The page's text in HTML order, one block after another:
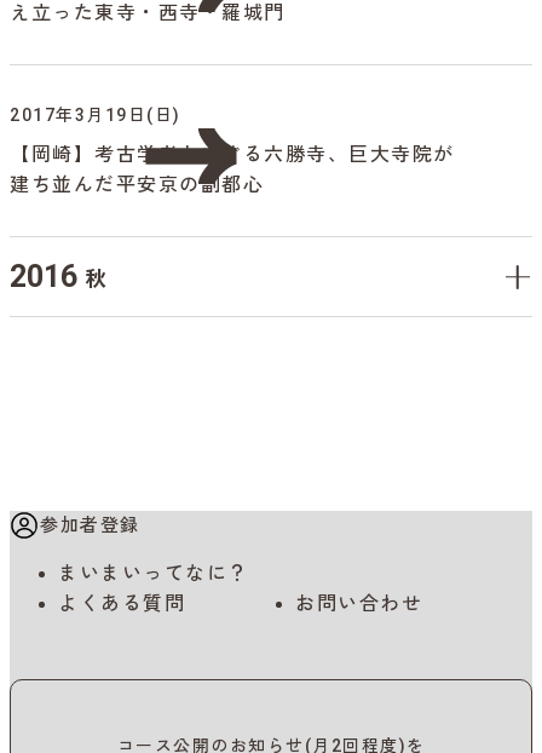
え立った東寺・西寺・羅城門
2017年3月19日(日)
【岡崎】考古学者とめぐる六勝寺、巨大寺院が
建ち並んだ平安京の副都心
2016 秋
参加者登録
まいまいってなに？
よくある質問
お問い合わせ
コース公開のお知らせ(月2回程度)を